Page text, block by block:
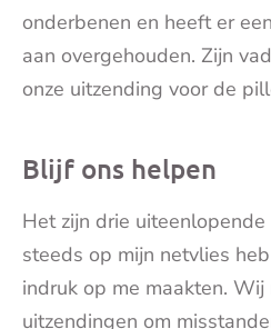
onderbenen en heeft er
aan overgehouden. Zijn
onze uitzending voor de
Blijf ons helpen
Het zijn drie
steeds op mijn netvlies
indruk op me maakten. Wij
uitzendingen om